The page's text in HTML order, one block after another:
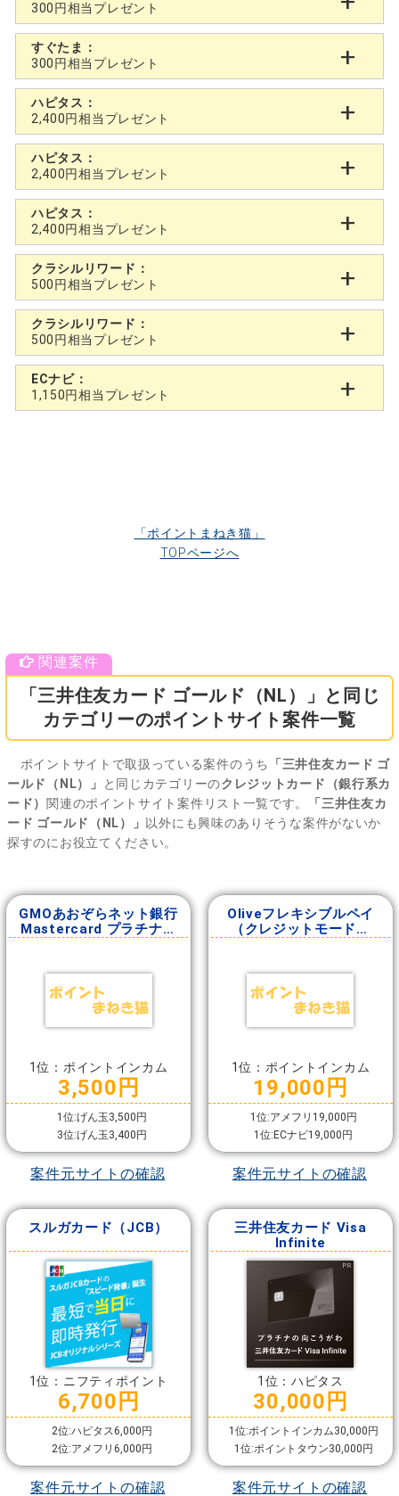
300円相当プレゼント
すぐたま：
300円相当プレゼント
ハピタス：
2,400円相当プレゼント
ハピタス：
2,400円相当プレゼント
ハピタス：
2,400円相当プレゼント
クラシルリワード：
500円相当プレゼント
クラシルリワード：
500円相当プレゼント
ECナビ：
1,150円相当プレゼント
「ポイントまねき猫」
TOPページへ
「三井住友カード ゴールド（NL）」と同じ
カテゴリーのポイントサイト案件一覧
ポイントサイトで取扱っている案件のうち
「三井住友カード ゴ
ールド（NL）」
と同じカテゴリーのクレジットカード（銀行系カ
ード） 関連のポイントサイト案件リスト一覧です。
「三井住友カ
ード ゴールド（NL）」 以外にも興味のありそうな案件がないか
探すのにお役立てください。
GMOあおぞらネット銀行
Mastercard プラチナデ
1位：ポイントインカム
3,500円
1位:げん玉3,500円
3位:げん玉3,400円
案件元サイトの確認
Oliveフレキシブルペイ
（クレジットモード発
1位：ポイントインカム
19,000円
1位:アメフリ19,000円
1位:ECナビ19,000円
案件元サイトの確認
スルガカード（JCB）
1位：ニフティポイント
6,700円
2位:ハピタス6,000円
2位:アメフリ6,000円
案件元サイトの確認
三井住友カード Visa
Infinite
1位：ハピタス
30,000円
1位:ポイントインカム30,000円
1位:ポイントタウン30,000円
案件元サイトの確認